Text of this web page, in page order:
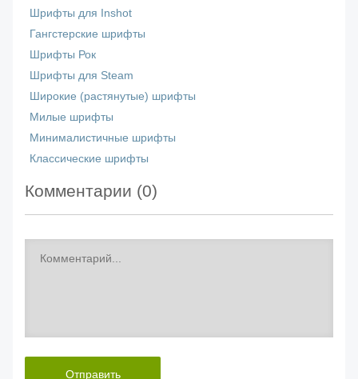
Шрифты для Inshot
Гангстерские шрифты
Шрифты Рок
Шрифты для Steam
Широкие (растянутые) шрифты
Милые шрифты
Минималистичные шрифты
Классические шрифты
Комментарии (0)
Отправить